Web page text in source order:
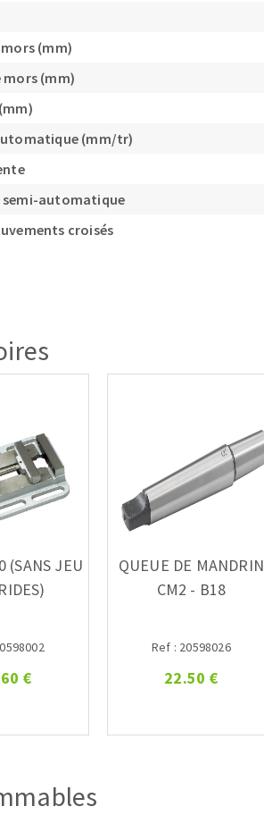
(mm)
mors (mm)
(mm/tr)
semi-automatique
croisés
(SANS JEU
€
QUEUE DE MANDRIN
CM2 - B18
Ref : 20598026
22.50 €